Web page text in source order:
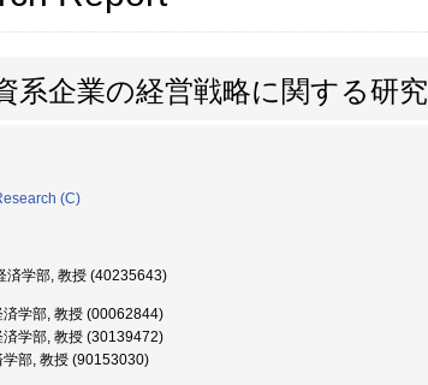
系企業の経営戦略に関する研究
(C)
済学部, 教授 (40235643)
学部, 教授 (00062844)
学部, 教授 (30139472)
部, 教授 (90153030)